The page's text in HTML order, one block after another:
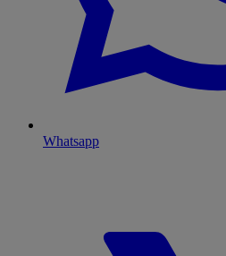
Whatsapp